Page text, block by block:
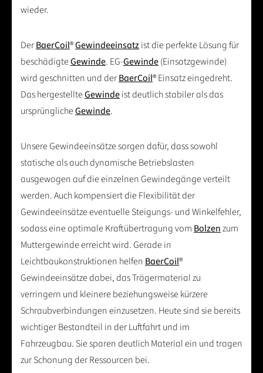
wieder.
DerBaerCoil®Gewindeeinsatzist die perfekte Lösung für
beschädigteGewinde. EG-Gewinde(Einsatzgewinde)
wird geschnitten und derBaerCoil® Einsatz eingedreht.
Das hergestellteGewindeist deutlich stabiler als das
ursprünglicheGewinde.
Unsere Gewindeeinsätze sorgen dafür, dass sowohl
statische als auch dynamische Betriebslasten
ausgewogen auf die einzelnen Gewindegänge verteilt
werden. Auch kompensiert die Flexibilität der
Gewindeeinsätze eventuelle Steigungs- und Winkelfehler,
sodass eine optimale Kraftübertragung vom Bolzenzum
Muttergewinde erreicht wird. Gerade in
Leichtbaukonstruktionen helfen BaerCoil®
Gewindeeinsätze dabei, das Trägermaterial zu
verringern und kleinere beziehungsweise kürzere
Schraubverbindungen einzusetzen. Heute sind sie bereits
wichtiger Bestandteil in der Luftfahrt und im
Fahrzeugbau. Sie sparen deutlich Material ein und tragen
zur Schonung der Ressourcen bei.